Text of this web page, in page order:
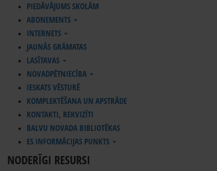
PIEDĀVĀJUMS SKOLĀM
ABONEMENTS
INTERNETS
JAUNĀS GRĀMATAS
LASĪTAVAS
NOVADPĒTNIECĪBA
IESKATS VĒSTURĒ
KOMPLEKTĒŠANA UN APSTRĀDE
KONTAKTI, REKVIZĪTI
BALVU NOVADA BIBLIOTĒKAS
ES INFORMĀCIJAS PUNKTS
NODERĪGI RESURSI